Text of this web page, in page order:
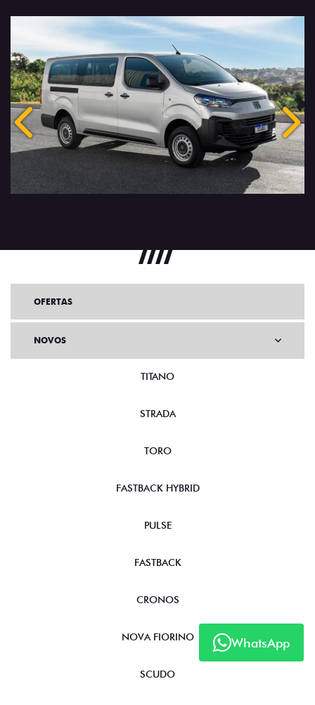
Anterior
WhatsApp
OFERTAS
NOVOS
TITANO
STRADA
TORO
FASTBACK HYBRID
PULSE
FASTBACK
CRONOS
NOVA FIORINO
SCUDO